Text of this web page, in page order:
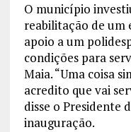
O município
reabilitação de um
apoio a um
condições para
Maia. “Uma coisa
acredito que vai
disse o Presidente
inauguração.